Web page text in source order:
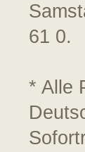
61 0.
* Alle